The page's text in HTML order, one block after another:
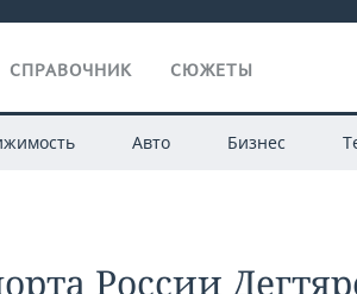
СПРАВОЧНИК СЮЖЕТЫ
Авто Бизнес
России